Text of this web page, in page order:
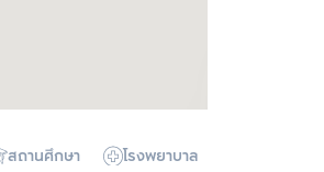
สถานศึกษา โรงพยาบาล